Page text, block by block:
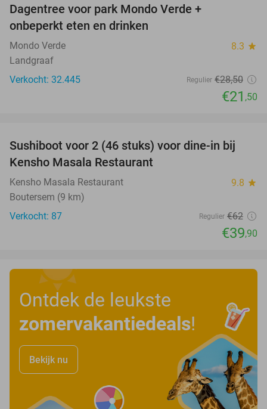
Dagentree voor park Mondo Verde +
onbeperkt eten en drinken
Mondo Verde 8.3 star
Landgraaf
Verkocht: 32.445
Regulier €28,50
€21 ,50
36%
Sushiboot voor 2 (46 stuks) voor dine-in bij
Kensho Masala Restaurant
Kensho Masala Restaurant 9.8 star
Boutersem (9 km)
Verkocht: 87
Regulier €62
€39,90
Ontdek de leukste
zomervakantiedeals!
Bekijk nu